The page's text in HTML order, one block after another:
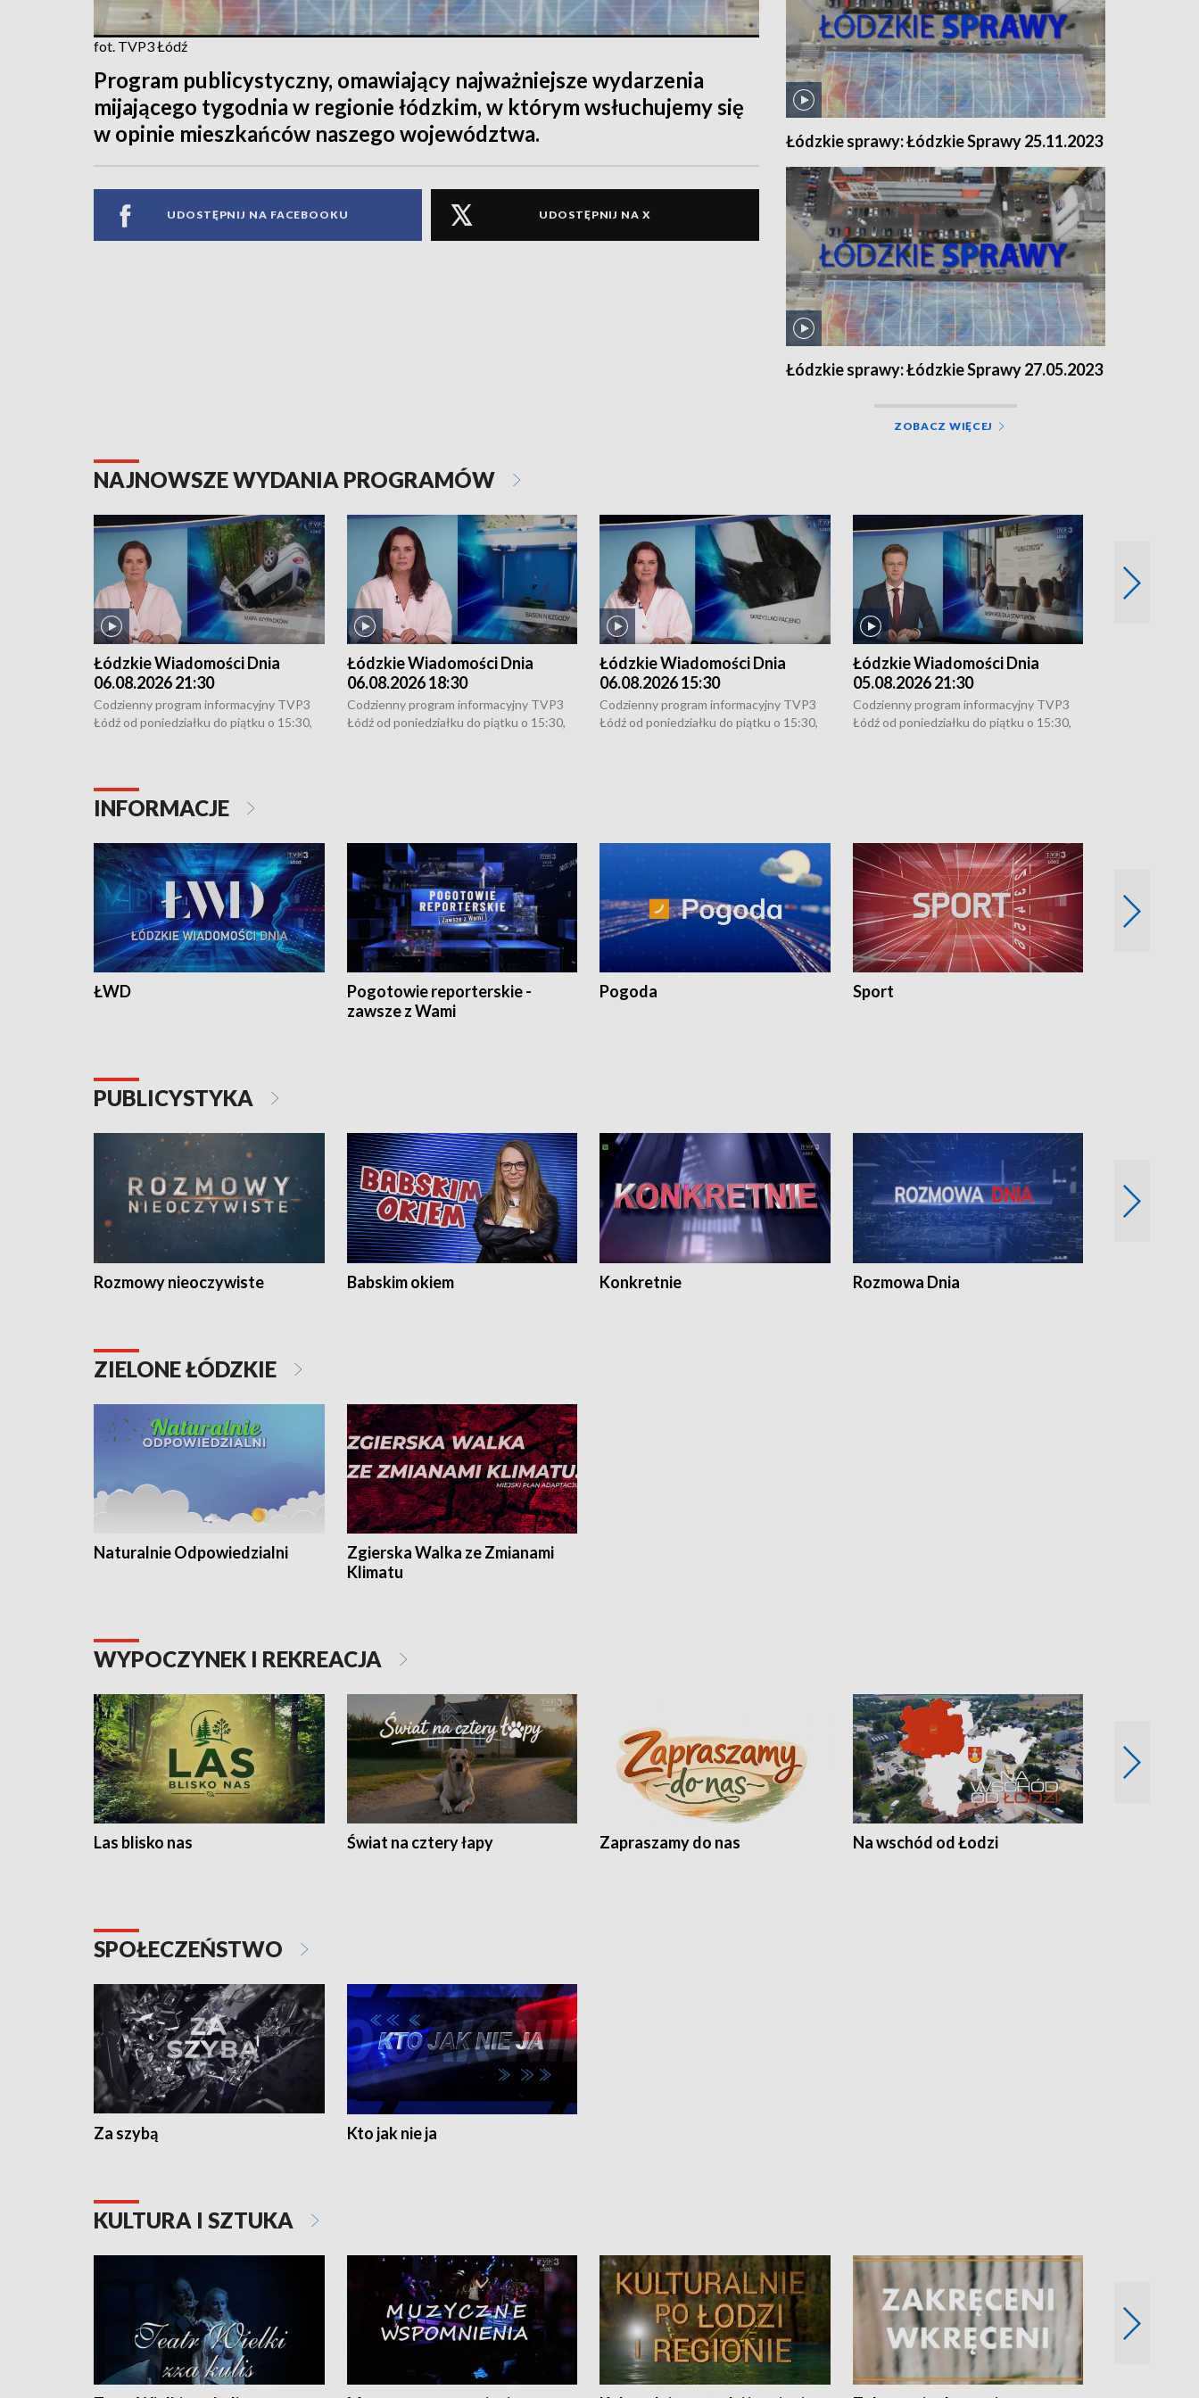
fot. TVP3 Łódź
Program publicystyczny, omawiający najważniejsze wydarzenia
mijającego tygodnia w regionie łódzkim, w którym wsłuchujemy się
w opinie mieszkańców naszego województwa.
UDOSTĘPNIJ NA FACEBOOKU UDOSTĘPNIJ NA X
Łódzkie sprawy: Łódzkie Sprawy 25.11.2023
Łódzkie sprawy: Łódzkie Sprawy 27.05.2023
ZOBACZ WIĘCEJ
NAJNOWSZE WYDANIA PROGRAMÓW
Łódzkie Wiadomości Dnia
06.08.2026 21:30
Codzienny program informacyjny TVP3
Łódź od poniedziałku do piątku o 15:30,
Łódzkie Wiadomości Dnia
06.08.2026 18:30
Codzienny program informacyjny TVP3
Łódź od poniedziałku do piątku o 15:30,
Łódzkie Wiadomości Dnia
06.08.2026 15:30
Codzienny program informacyjny TVP3
Łódź od poniedziałku do piątku o 15:30,
Łódzkie Wiadomości Dnia
05.08.2026 21:30
Codzienny program informacyjny TVP3
Łódź od poniedziałku do piątku o 15:30,
INFORMACJE
ŁWD
Pogotowie reporterskie -
zawsze z Wami
Pogoda Sport
PUBLICYSTYKA
Rozmowy nieoczywiste Babskim okiem Konkretnie Rozmowa Dnia
ZIELONE ŁÓDZKIE
Naturalnie Odpowiedzialni
Zgierska Walka ze Zmianami
Klimatu
WYPOCZYNEK I REKREACJA
Las blisko nas Świat na cztery łapy Zapraszamy do nas Na wschód od Łodzi
SPOŁECZEŃSTWO
Za szybą Kto jak nie ja
KULTURA I SZTUKA